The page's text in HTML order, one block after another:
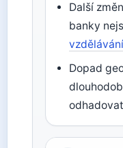
Další
banky
vzdělávání
Dopad